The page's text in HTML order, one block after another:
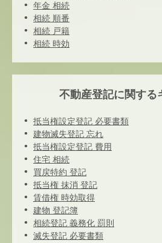
年金 相続
相続 順番
相続 戸籍
相続 時効
不動産登記に関する
抵当権設定登記 必要書類
建物滅失登記 忘れ
抵当権設定登記 費用
住宅 相続
買戻特約 登記
抵当権 抹消 登記
賃借権 時効取得
建物 登記簿
相続登記 義務化 罰則
滅失登記 必要書類